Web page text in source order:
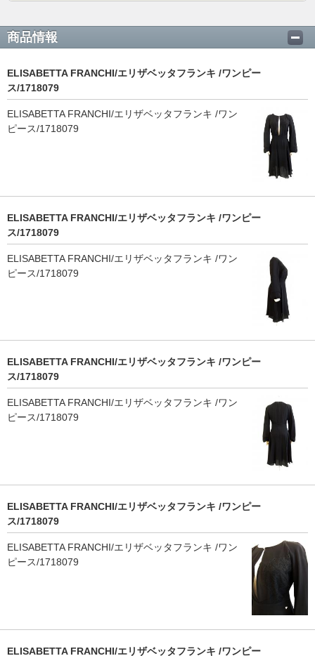
商品情報
ELISABETTA FRANCHI/エリザベッタフランキ /ワンピー
ス/1718079
ELISABETTA FRANCHI/エリザベッタフランキ /ワン
ピース/1718079
ELISABETTA FRANCHI/エリザベッタフランキ /ワンピー
ス/1718079
ELISABETTA FRANCHI/エリザベッタフランキ /ワン
ピース/1718079
ELISABETTA FRANCHI/エリザベッタフランキ /ワンピー
ス/1718079
ELISABETTA FRANCHI/エリザベッタフランキ /ワン
ピース/1718079
ELISABETTA FRANCHI/エリザベッタフランキ /ワンピー
ス/1718079
ELISABETTA FRANCHI/エリザベッタフランキ /ワン
ピース/1718079
ELISABETTA FRANCHI/エリザベッタフランキ /ワンピー